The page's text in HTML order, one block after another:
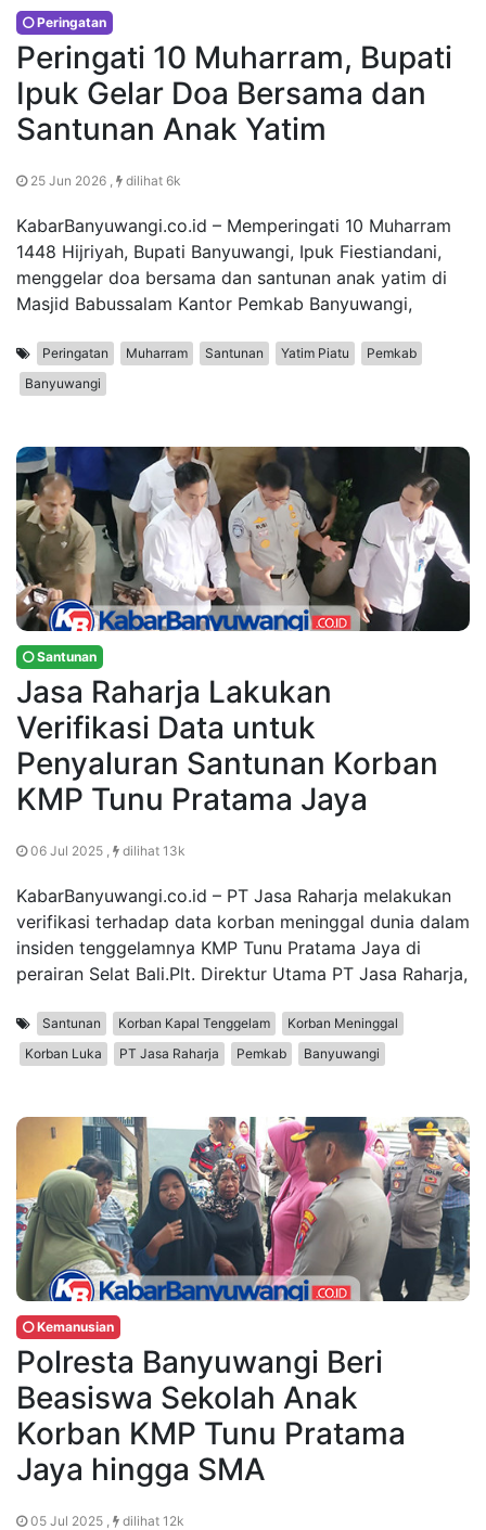
Peringatan
Peringati 10 Muharram, Bupati
Ipuk Gelar Doa Bersama dan
Santunan Anak Yatim
25 Jun 2026 , dilihat 6k
KabarBanyuwangi.co.id – Memperingati 10 Muharram
1448 Hijriyah, Bupati Banyuwangi, Ipuk Fiestiandani,
menggelar doa bersama dan santunan anak yatim di
Masjid Babussalam Kantor Pemkab Banyuwangi,
Peringatan Muharram Santunan Yatim Piatu
Pemkab
Banyuwangi
Santunan
Jasa Raharja Lakukan
Verifikasi Data untuk
Penyaluran Santunan Korban
KMP Tunu Pratama Jaya
06 Jul 2025 , dilihat 13k
KabarBanyuwangi.co.id – PT Jasa Raharja melakukan
verifikasi terhadap data korban meninggal dunia dalam
insiden tenggelamnya KMP Tunu Pratama Jaya di
perairan Selat Bali.Plt. Direktur Utama PT Jasa Raharja,
Santunan Korban Kapal Tenggelam
Korban Meninggal
Korban Luka
PT Jasa Raharja Pemkab Banyuwangi
Kemanusian
Polresta Banyuwangi Beri
Beasiswa Sekolah Anak
Korban KMP Tunu Pratama
Jaya hingga SMA
05 Jul 2025 , dilihat 12k